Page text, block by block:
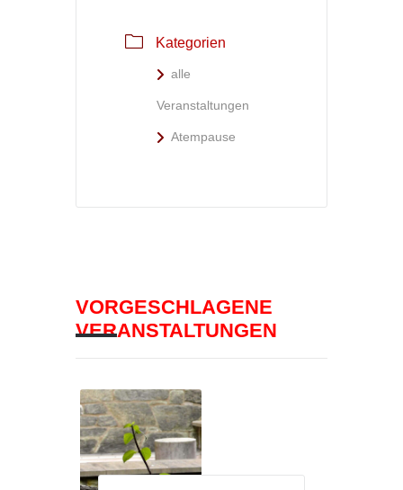
Kategorien
alle
Veranstaltungen
Atempause
VORGESCHLAGENE
VERANSTALTUNGEN